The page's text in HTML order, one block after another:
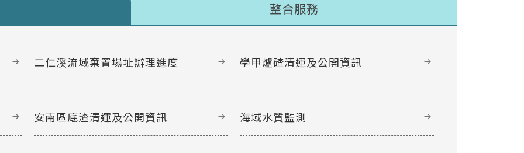
整合服務
二仁溪流域棄置場址辦理進度 學甲爐碴清運及公開資訊
安南區底渣清運及公開資訊 海域水質監測